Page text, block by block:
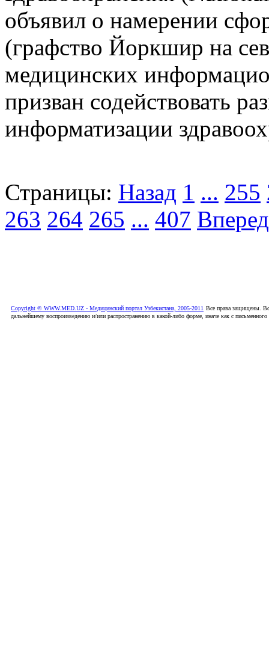
объявил о намерении
(графство Йоркшир на
медицинских
призван содействовать
информатизации
Страницы: Назад 1 ... 255
263 264 265 ... 407 Вперед
Copyright © WWW.MED.UZ - Медицинский портал Узбекистана, 2005-2011 Все права защищены.
дальнейшему воспроизведению и/или распространению в какой-либо форме, иначе как с